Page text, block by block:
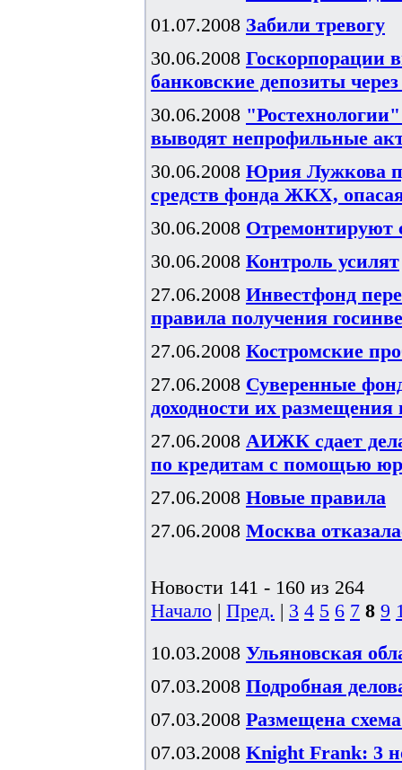
01.07.2008 Забили тревогу
30.06.2008 Госкорпорации
банковские депозиты
30.06.2008
выводят непрофильные
30.06.2008 Юрия Лужкова
средств фонда ЖКХ,
30.06.2008 Отремонтируют
30.06.2008 Контроль усилят
27.06.2008 Инвестфонд
правила получения
27.06.2008 Костромские
27.06.2008 Суверенные
доходности их размещения
27.06.2008 АИЖК сдает
по кредитам с помощью
27.06.2008 Новые правила
27.06.2008 Москва
Новости 141 - 160 из 264
Начало | Пред. | 3 4 5 6 7 8 9
10.03.2008 Ульяновская
07.03.2008 Подробная
07.03.2008 Размещена
07.03.2008 Knight Frank: 3